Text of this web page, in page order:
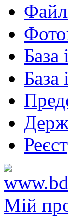
База
База
Мій